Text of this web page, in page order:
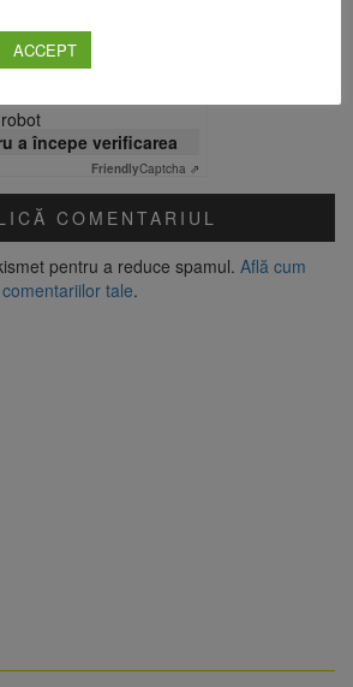
a începe verificarea
FriendlyCaptcha ⇗
pentru a reduce spamul. Află cum
tale.
ACCEPT